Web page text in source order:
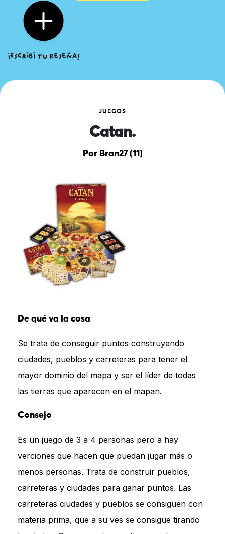
JUEGOS
Catan.
Por Bran27 (11)
De qué va la cosa
Se trata de conseguir puntos construyendo
ciudades, pueblos y carreteras para tener el
mayor dominio del mapa y ser el líder de todas
las tierras que aparecen en el mapan.
Consejo
Es un juego de 3 a 4 personas pero a hay
verciones que hacen que puedan jugar más o
menos personas. Trata de construir pueblos,
carreteras y ciudades para ganar puntos. Las
carreteras ciudades y pueblos se consiguen con
materia prima, que a su ves se consigue tirando